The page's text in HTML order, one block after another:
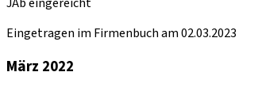
Eingetragen im Firmenbuch am 02.03.2023
März 2022